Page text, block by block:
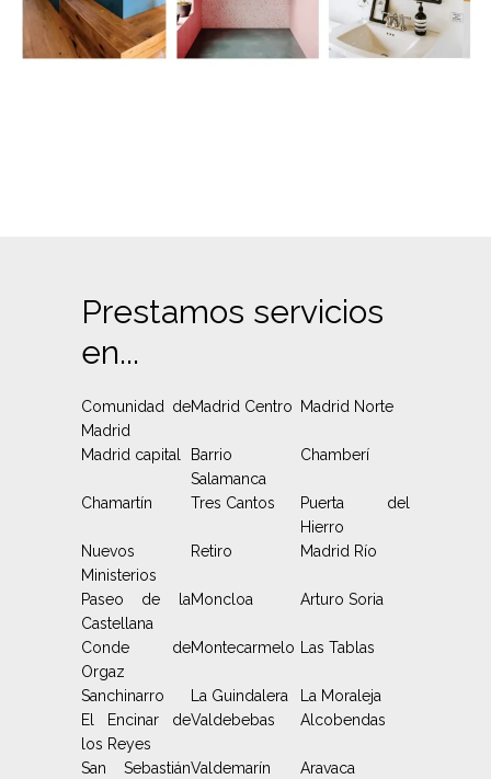
Prestamos servicios
en...
Comunidad de
Madrid
Madrid Centro Madrid Norte
Madrid capital
Barrio
Salamanca
Chamberí
Chamartín Tres Cantos
Puerta del
Hierro
Nuevos
Ministerios
Retiro Madrid Río
Paseo de la
Castellana
Moncloa Arturo Soria
Conde de
Orgaz
Montecarmelo Las Tablas
Sanchinarro La Guindalera
La Moraleja
El Encinar de
los Reyes
Valdebebas Alcobendas
San SebastiánValdemarín Aravaca